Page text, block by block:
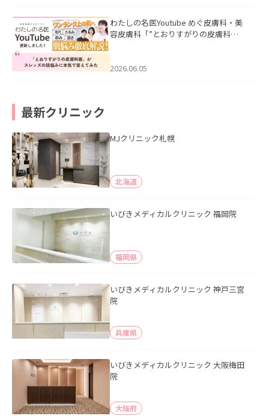
わたしの名医Youtube めぐ皮膚科・美
容皮膚科「”とおりすがりの皮膚科
2026.06.05
最新クリニック
MJクリニック札幌
北海道
いびきメディカルクリニック 福岡院
福岡県
いびきメディカルクリニック 神戸三宮
院
兵庫県
いびきメディカルクリニック 大阪梅田
院
大阪府